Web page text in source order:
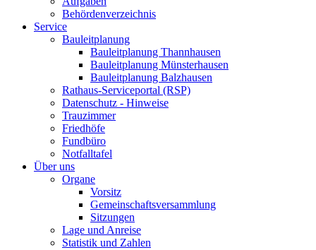
Behördenverzeichnis
Service
Bauleitplanung
Bauleitplanung Thannhausen
Bauleitplanung Münsterhausen
Bauleitplanung Balzhausen
Rathaus-Serviceportal (RSP)
Datenschutz - Hinweise
Trauzimmer
Friedhöfe
Fundbüro
Notfalltafel
Über uns
Organe
Vorsitz
Gemeinschaftsversammlung
Sitzungen
Lage und Anreise
Statistik und Zahlen